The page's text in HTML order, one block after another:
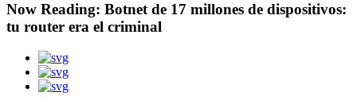
Now Reading: Botnet de 17 millones de dispositivos:
tu router era el criminal